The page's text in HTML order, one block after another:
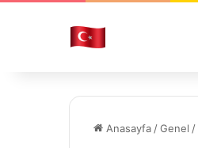
Anasayfa /Genel /